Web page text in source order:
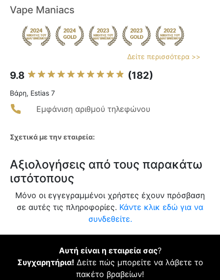
Vape Maniacs
Δείτε περισσότερα >>
9.8 (182)
Βάρη, Estias 7
Εμφάνιση αριθμού τηλεφώνου
Σχετικά με την εταιρεία:
Αξιολογήσεις από τους παρακάτω
ιστότοπους
Μόνο οι εγγεγραμμένοι χρήστες έχουν πρόσβαση
σε αυτές τις πληροφορίες. Κάντε κλικ εδώ για να
συνδεθείτε.
Αυτή είναι η εταιρεία σας?
Συγχαρητήρια! Δείτε πώς μπορείτε να λάβετε το
πακέτο βραβείων!